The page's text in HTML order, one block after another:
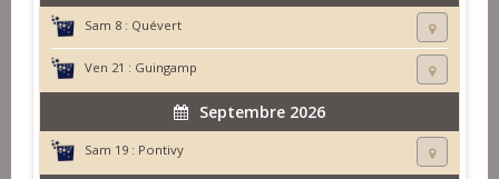
Sam 8 : Quévert
Ven 21 : Guingamp
Septembre 2026
Sam 19 : Pontivy